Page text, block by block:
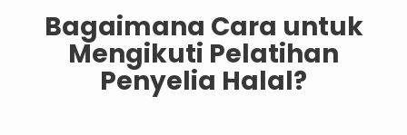
Bagaimana Cara untuk
Mengikuti Pelatihan
Penyelia Halal?